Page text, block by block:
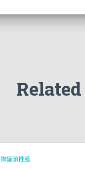
狗罐頭推薦